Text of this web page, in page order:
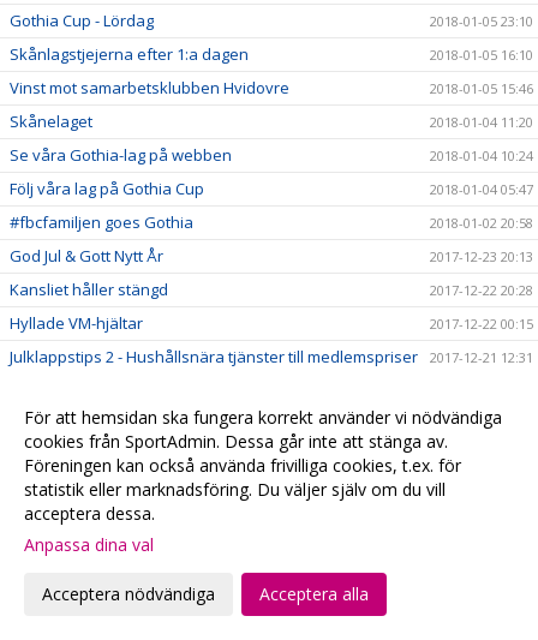
Gothia Cup - Lördag 2018-01-05 23:10
Skånlagstjejerna efter 1:a dagen 2018-01-05 16:10
Vinst mot samarbetsklubben Hvidovre 2018-01-05 15:46
Skånelaget 2018-01-04 11:20
Se våra Gothia-lag på webben 2018-01-04 10:24
Följ våra lag på Gothia Cup 2018-01-04 05:47
#fbcfamiljen goes Gothia 2018-01-02 20:58
God Jul & Gott Nytt År 2017-12-23 20:13
Kansliet håller stängd 2017-12-22 20:28
Hyllade VM-hjältar 2017-12-22 00:15
Julklappstips 2 - Hushållsnära tjänster till medlemspriser 2017-12-21 12:31
Målvaktsträning 2017-12-21 09:52
Julklappstips 1 – Teamson Webbutik 2017-12-20 17:23
0 poäng... 2017-12-17 01:35
FRI ENTRÉ
Ta med kastarmen på lördag!
Musikhjälpen - Malmö FBCs insamlingsbössa
För att hemsidan ska fungera korrekt använder vi nödvändiga
cookies från SportAdmin. Dessa går inte att stänga av.
Föreningen kan också använda frivilliga cookies, t.ex. för
statistik eller marknadsföring. Du väljer själv om du vill
acceptera dessa.
Anpassa dina val
Acceptera nödvändiga Acceptera alla